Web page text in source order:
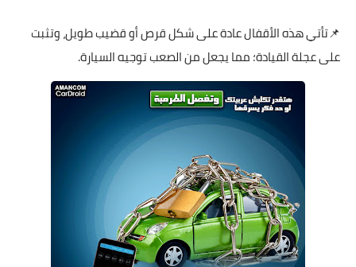
📌تأتي هذه الأقفال عادة على شكل قرص أو قضيب طويل، وتثبت
على عجلة القيادة؛ مما يجعل من الصعب توجيه السيارة.